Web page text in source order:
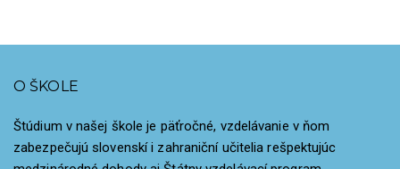
O ŠKOLE
Štúdium v našej škole je päťročné, vzdelávanie v ňom
zabezpečujú slovenskí i zahraniční učitelia rešpektujúc